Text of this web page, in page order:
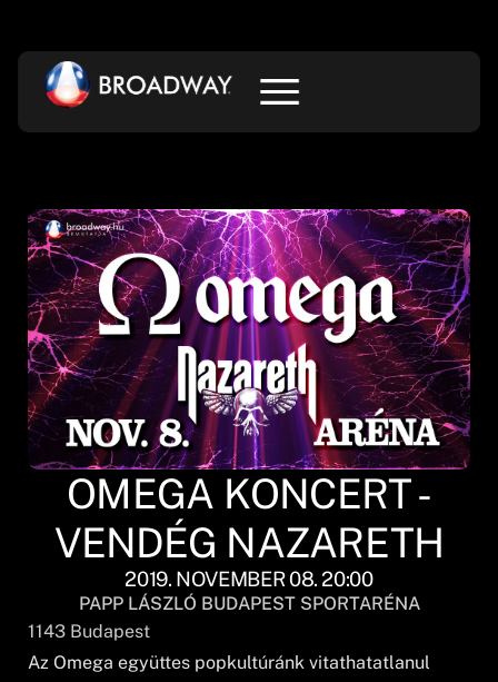
OMEGA KONCERT -
VENDÉG NAZARETH
2019. NOVEMBER 08. 20:00
PAPP LÁSZLÓ BUDAPEST SPORTARÉNA
1143 Budapest
Az Omega együttes popkultúránk vitathatatlanul